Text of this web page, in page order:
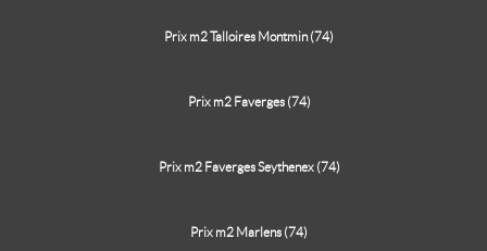
Prix m2 Talloires Montmin (74)
Prix m2 Faverges (74)
Prix m2 Faverges Seythenex (74)
Prix m2 Marlens (74)